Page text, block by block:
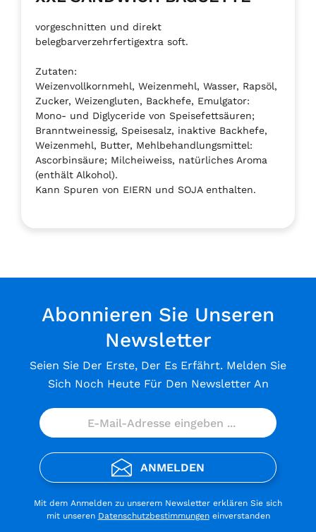
vorgeschnitten und direkt
belegbarverzehrfertigextra soft.
Zutaten:
Weizenvollkornmehl, Weizenmehl, Wasser, Rapsöl,
Zucker, Weizengluten, Backhefe, Emulgator:
Mono- und Diglyceride von Speisefettsäuren;
Branntweinessig, Speisesalz, inaktive Backhefe,
Weizenmehl, Butter, Mehlbehandlungsmittel:
Ascorbinsäure; Milcheiweiss, natürliches Aroma
(enthält Alkohol).
Kann Spuren von EIERN und SOJA enthalten.
Abonnieren Sie Unseren
Newsletter
Seien Sie Der Erste, Der Es Erfährt. Melden Sie
Sich Noch Heute Für Den Newsletter An
ANMELDEN
Mit dem Anmelden zu unserem Newsletter erklären Sie sich
mit unseren Datenschutzbestimmungeneinverstanden